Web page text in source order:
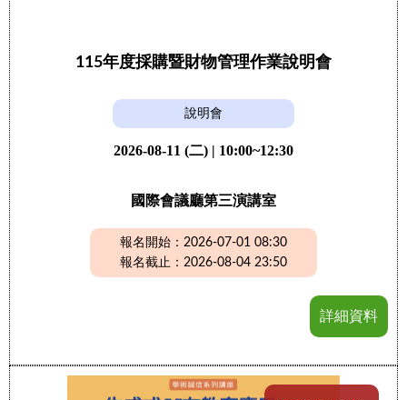
115年度採購暨財物管理作業說明會
說明會
2026-08-11 (二) | 10:00~12:30
國際會議廳第三演講室
報名開始：2026-07-01 08:30
報名截止：2026-08-04 23:50
詳細資料